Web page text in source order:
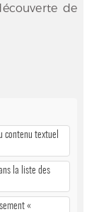
de
contenu textuel
la liste des
«